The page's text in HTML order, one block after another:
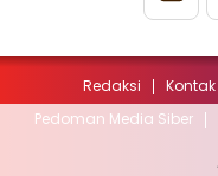
Redaksi Kontak
Pedoman Media Siber